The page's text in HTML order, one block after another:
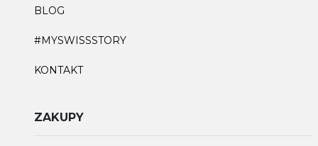
BLOG
#MYSWISSSTORY
KONTAKT
ZAKUPY